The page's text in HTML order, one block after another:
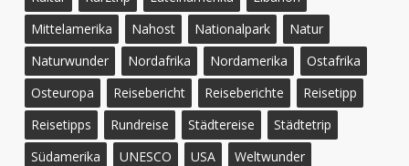
Mittelamerika
Nahost Nationalpark
Natur
Naturwunder
Nordafrika Nordamerika
Ostafrika
Osteuropa
Reisebericht Reiseberichte
Reisetipp
Reisetipps
Rundreise Städtereise
Städtetrip
Südamerika
UNESCO USA
Weltwunder